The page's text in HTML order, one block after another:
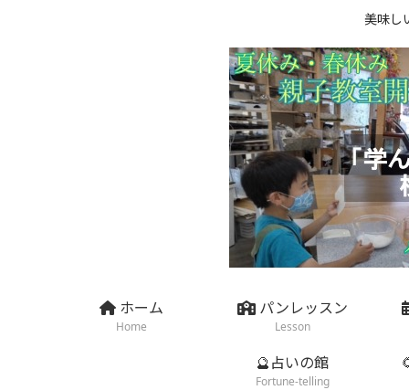
美味し
ホーム
Home
パンレッスン
Lesson
🔮占いの館
Fortune-telling